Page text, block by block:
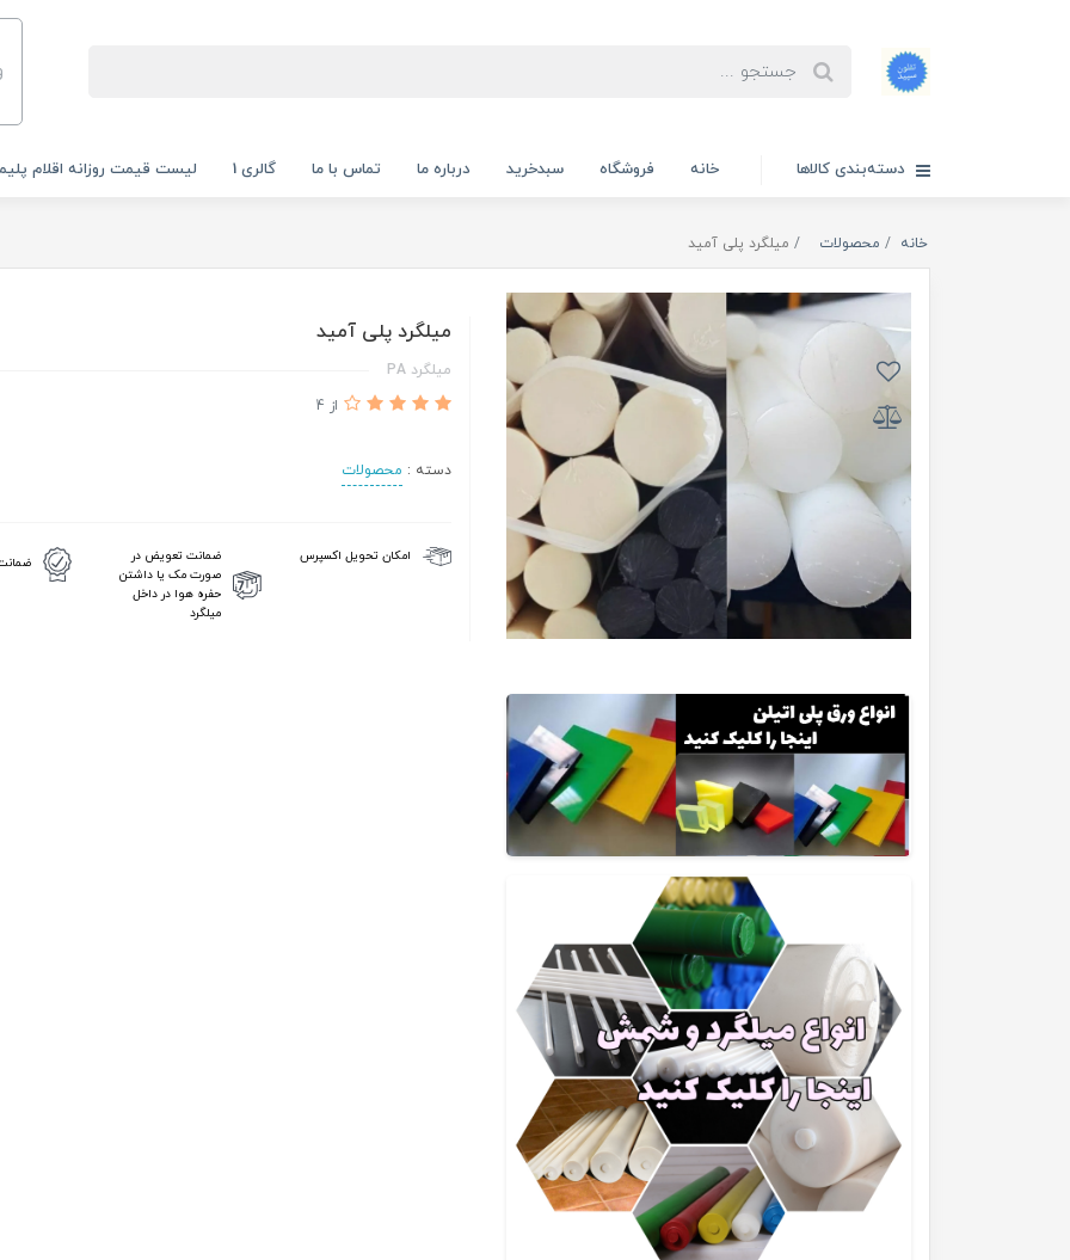
دسته‌بندی کالاها خانه فروشگاه سبدخرید درباره ما تماس با ما گالری 1 لیست قیمت روزانه اقلام
خانه محصولات میلگرد پلی آمید
میلگرد پلی آمید
میلگرد PA
از 4
دسته : محصولات
امکان تحویل اکسپرس
ضمانت تعویض در
صورت مک یا داشتن
حفره هوا در داخل
میلگرد